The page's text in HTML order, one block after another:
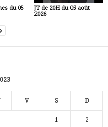
du 05
JT de 20H du 05 août
2026
V S D
1 2